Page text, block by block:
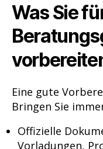
Was Sie
Eine gute
Bringen Sie
Offizielle
Vorladungen,